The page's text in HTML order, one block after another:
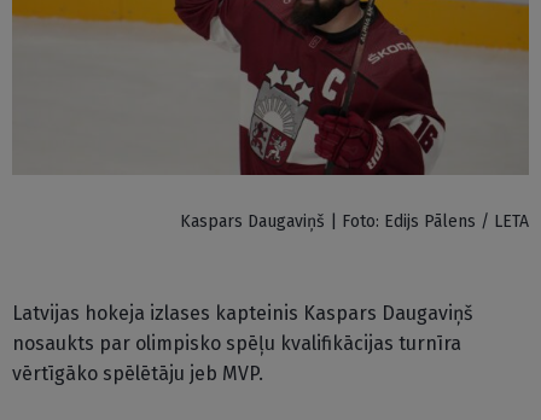
Kaspars Daugaviņš | Foto: Edijs Pālens / LETA
Latvijas hokeja izlases kapteinis Kaspars Daugaviņš
nosaukts par olimpisko spēļu kvalifikācijas turnīra
vērtīgāko spēlētāju jeb MVP.